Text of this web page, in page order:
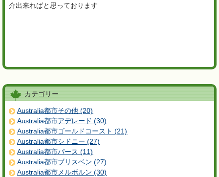
介出来ればと思っております
カテゴリー
Australia都市その他 (20)
Australia都市アデレード (30)
Australia都市ゴールドコースト (21)
Australia都市シドニー (27)
Australia都市パース (11)
Australia都市ブリスベン (27)
Australia都市メルボルン (30)